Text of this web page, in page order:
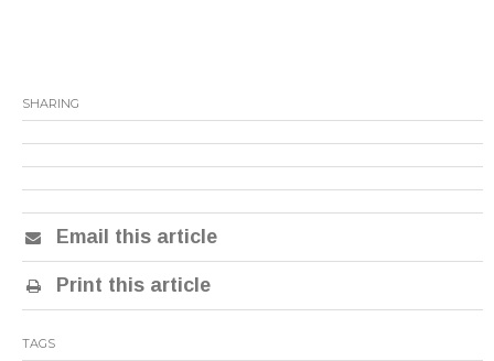
SHARING
Email this article
Print this article
TAGS